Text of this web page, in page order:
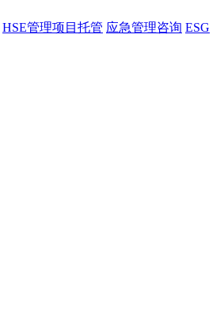
HSE管理项目托管 应急管理咨询 ESG